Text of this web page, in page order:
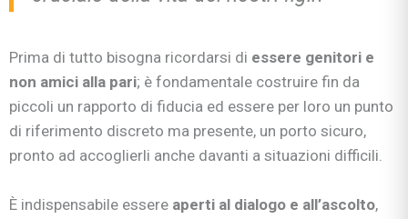
Prima di tutto bisogna ricordarsi di essere genitori e
non amici alla pari; è fondamentale costruire fin da
piccoli un rapporto di fiducia ed essere per loro un punto
di riferimento discreto ma presente, un porto sicuro,
pronto ad accoglierli anche davanti a situazioni difficili.
È indispensabile essere aperti al dialogo e all’ascolto,